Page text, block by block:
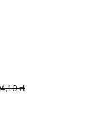
zł